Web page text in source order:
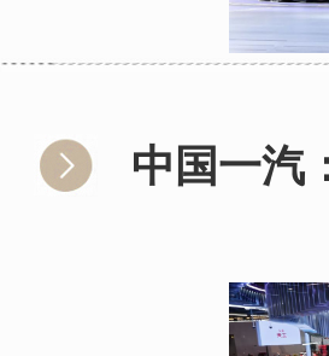
中国一汽